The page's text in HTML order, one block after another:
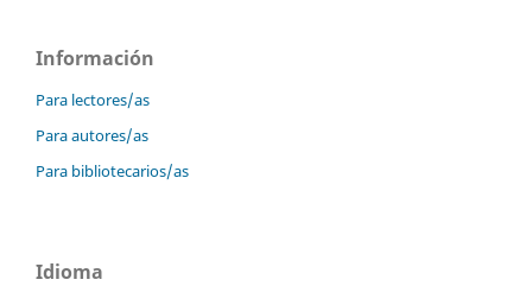
Información
Para lectores/as
Para autores/as
Para bibliotecarios/as
Idioma